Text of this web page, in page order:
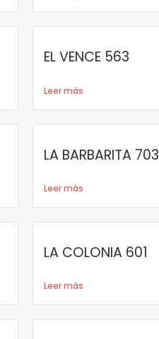
EL VENCE 563
Leer más
LA BARBARITA 703
Leer más
LA COLONIA 601
Leer más